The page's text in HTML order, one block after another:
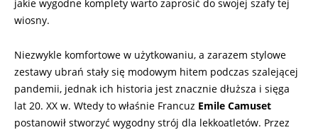
jakie wygodne komplety warto zaprosić do swojej szafy tej
wiosny.
Niezwykle komfortowe w użytkowaniu, a zarazem stylowe
zestawy ubrań stały się modowym hitem podczas szalejącej
pandemii, jednak ich historia jest znacznie dłuższa i sięga
lat 20. XX w. Wtedy to właśnie Francuz Emile Camuset
postanowił stworzyć wygodny strój dla lekkoatletów. Przez